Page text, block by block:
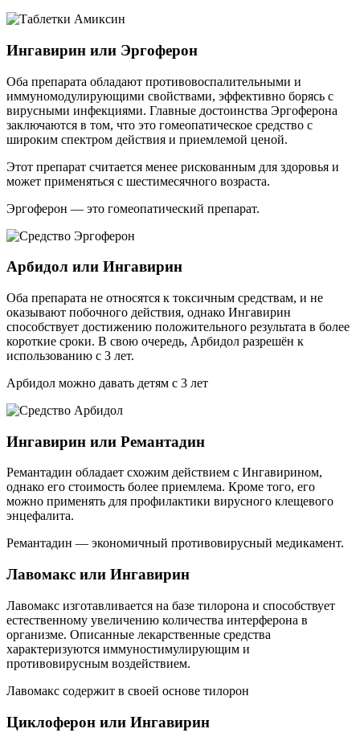
Ингавирин или Эргоферон
Оба препарата обладают противовоспалительными и
иммуномодулирующими свойствами, эффективно борясь с
вирусными инфекциями. Главные достоинства Эргоферона
заключаются в том, что это гомеопатическое средство с
широким спектром действия и приемлемой ценой.
Этот препарат считается менее рискованным для здоровья и
может применяться с шестимесячного возраста.
Эргоферон — это гомеопатический препарат.
Арбидол или Ингавирин
Оба препарата не относятся к токсичным средствам, и не
оказывают побочного действия, однако Ингавирин
способствует достижению положительного результата в более
короткие сроки. В свою очередь, Арбидол разрешён к
использованию с 3 лет.
Арбидол можно давать детям с 3 лет
Ингавирин или Ремантадин
Ремантадин обладает схожим действием с Ингавирином,
однако его стоимость более приемлема. Кроме того, его
можно применять для профилактики вирусного клещевого
энцефалита.
Ремантадин — экономичный противовирусный медикамент.
Лавомакс или Ингавирин
Лавомакс изготавливается на базе тилорона и способствует
естественному увеличению количества интерферона в
организме. Описанные лекарственные средства
характеризуются иммуностимулирующим и
противовирусным воздействием.
Лавомакс содержит в своей основе тилорон
Циклоферон или Ингавирин